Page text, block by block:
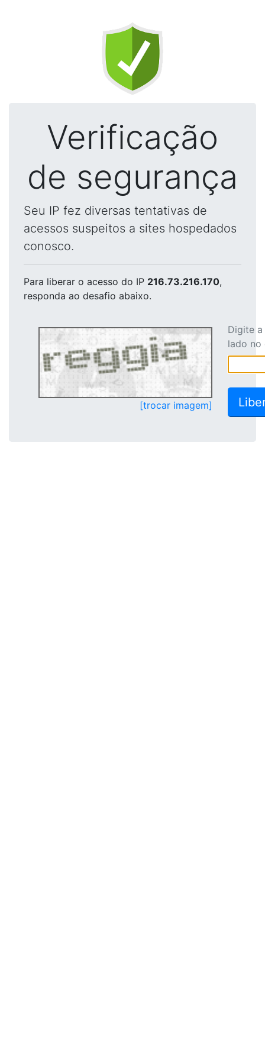
Verificação
de segurança
Seu IP fez diversas tentativas de
acessos suspeitos a sites hospedados
conosco.
Para liberar o acesso do IP 216.73.216.170,
responda ao desafio abaixo.
[trocar imagem]
Digite
lado no